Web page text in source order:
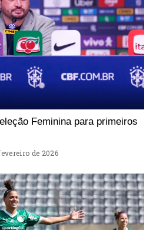
Feminina para primeiros
de 2026